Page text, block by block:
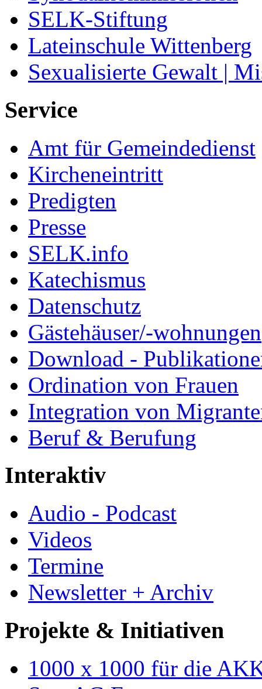
SELK-Stiftung
Lateinschule Wittenberg
Sexualisierte Gewalt |
Service
Amt für Gemeindedienst
Kircheneintritt
Predigten
Presse
SELK.info
Katechismus
Datenschutz
Gästehäuser/-wohnungen
Download -
Ordination von Frauen
Integration von
Beruf & Berufung
Interaktiv
Audio - Podcast
Videos
Termine
Newsletter + Archiv
Projekte & Initiativen
1000 x 1000 für die